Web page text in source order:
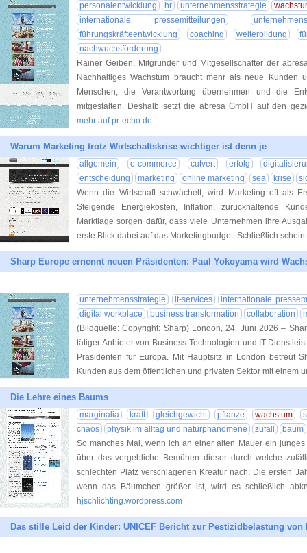
personalentwicklung hr unternehmensstrategie
internationale pressemitteilungen
führungskräfteentwicklung
coaching weiterbildung
nachwuchsförderung
Rainer Geiben, Mitgründer und Mitgesellschafter der
Nachhaltiges Wachstum braucht mehr als neue Kunden
Menschen, die Verantwortung übernehmen und die
mitgestalten. Deshalb setzt die abresa GmbH auf den
mehr auf pr-echo.de
Warum Marketing trotz Wirtschaftskrise wichtiger ist denn je
allgemein e-commerce cutvert erfolg
entscheidung
marketing online marketing sea krise
Wenn die Wirtschaft schwächelt, wird Marketing oft als
Steigende Energiekosten, Inflation, zurückhaltende
Marktlage sorgen dafür, dass viele Unternehmen ihre
erste Blick dabei auf das Marketingbudget. Schließlich
Sharp Europe ernennt neuen Präsidenten: Paul Yokoyama wird
unternehmensstrategie it-services
internationale
digital workplace
business transformation collaboration
(Bildquelle: Copyright: Sharp) London, 24. Juni 2026 –
tätiger Anbieter von Business-Technologien und IT-
Präsidenten für Europa. Mit Hauptsitz in London betreut
Kunden aus dem öffentlichen und privaten Sektor mit einem
Die Lehre eines Baums
marginalia kraft gleichgewicht pflanze wachstum
chaos
physik im alltag und naturphänomene zufall
baum
So manches Mal, wenn ich an einer alten Mauer ein
über das vergebliche Bemühen dieser durch welche
schlechten Platz verschlagenen Kreatur nach: Die ersten
wenn das Bäumchen größer ist, wird es schließlich
hjschlichting.wordpress.com
Das stille Leid der Kinder: UNICEF Bericht zur Pestizidbelastung von